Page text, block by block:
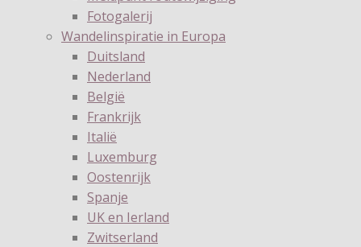
Fotogalerij
Wandelinspiratie in Europa
Duitsland
Nederland
België
Frankrijk
Italië
Luxemburg
Oostenrijk
Spanje
UK en Ierland
Zwitserland